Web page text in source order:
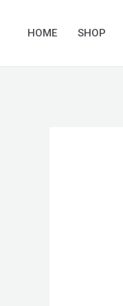
HOME SHOP